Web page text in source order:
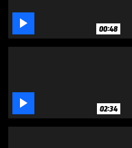
minute,
seconds
 00:48
 02:34